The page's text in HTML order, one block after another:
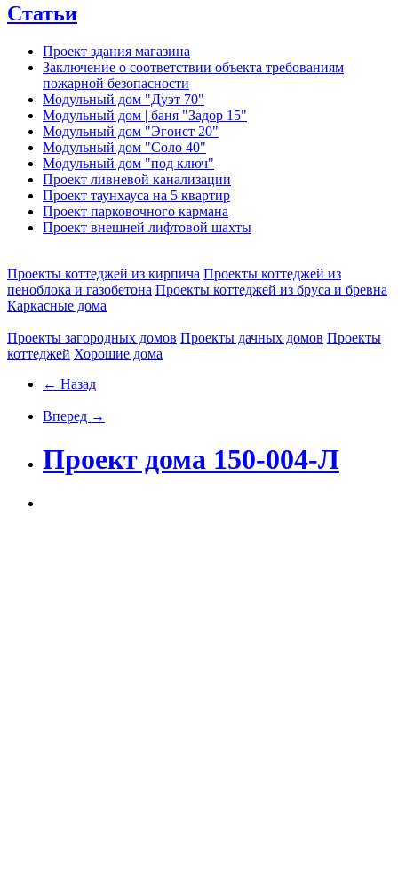
Статьи
Проект здания магазина
Заключение о соответствии объекта требованиям
пожарной безопасности
Модульный дом "Дуэт 70"
Модульный дом | баня "Задор 15"
Модульный дом "Эгоист 20"
Модульный дом "Соло 40"
Модульный дом "под ключ"
Проект ливневой канализации
Проект таунхауса на 5 квартир
Проект парковочного кармана
Проект внешней лифтовой шахты
Проекты коттеджей из кирпича Проекты коттеджей из
пеноблока и газобетона Проекты коттеджей из бруса и бревна
Каркасные дома
Проекты загородных домов Проекты дачных домов Проекты
коттеджей Хорошие дома
← Назад
Вперед →
Проект дома 150-004-Л